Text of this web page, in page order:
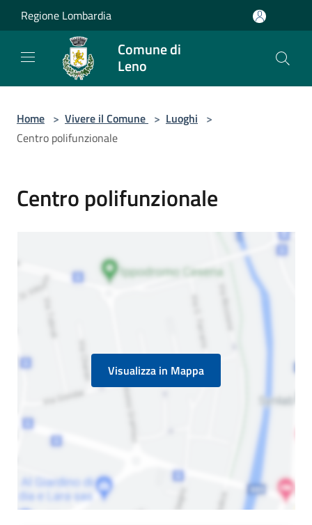
Salta al contenuto principale
Regione Lombardia
Comune di
Leno
Home > Vivere il Comune > Luoghi >
Centro polifunzionale
Centro polifunzionale
Visualizza in Mappa